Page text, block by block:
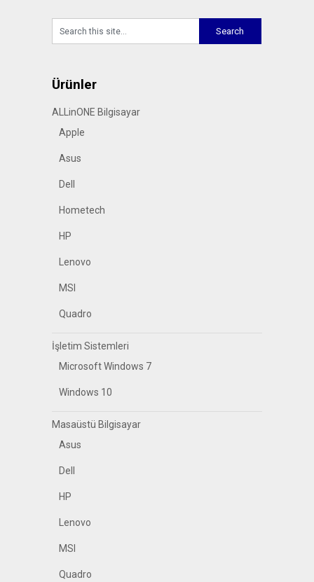
Ürünler
ALLinONE Bilgisayar
Apple
Asus
Dell
Hometech
HP
Lenovo
MSI
Quadro
İşletim Sistemleri
Microsoft Windows 7
Windows 10
Masaüstü Bilgisayar
Asus
Dell
HP
Lenovo
MSI
Quadro